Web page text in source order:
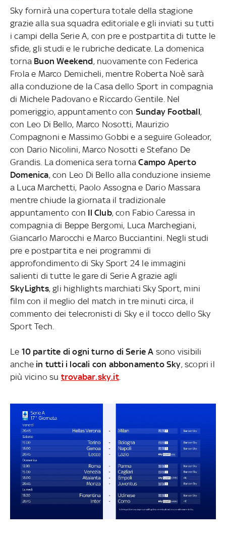
Sky fornirà una copertura totale della stagione
grazie alla sua squadra editoriale e gli inviati su tutti
i campi della Serie A, con pre e postpartita di tutte le
sfide, gli studi e le rubriche dedicate. La domenica
torna Buon Weekend, nuovamente con Federica
Frola e Marco Demicheli, mentre Roberta Noè sarà
alla conduzione de la Casa dello Sport in compagnia
di Michele Padovano e Riccardo Gentile. Nel
pomeriggio, appuntamento con Sunday Football,
con Leo Di Bello, Marco Nosotti, Maurizio
Compagnoni e Massimo Gobbi e a seguire Goleador,
con Dario Nicolini, Marco Nosotti e Stefano De
Grandis. La domenica sera tornaCampo Aperto
Domenica, con Leo Di Bello alla conduzione insieme
a Luca Marchetti, Paolo Assogna e Dario Massara
mentre chiude la giornata il tradizionale
appuntamento con Il Club, con Fabio Caressa in
compagnia di Beppe Bergomi, Luca Marchegiani,
Giancarlo Marocchi e Marco Bucciantini. Negli studi
pre e postpartita e nei programmi di
approfondimento di Sky Sport 24 le immagini
salienti di tutte le gare di Serie A grazie agli
SkyLights, gli highlights marchiati Sky Sport, mini
film con il meglio del match in tre minuti circa, il
commento dei telecronisti di Sky e il tocco dello Sky
Sport Tech.
Le 10 partite di ogni turno di Serie A sono visibili
anche in tutti i locali con abbonamento Sky, scopri il
più vicino su trovabar.sky.it.